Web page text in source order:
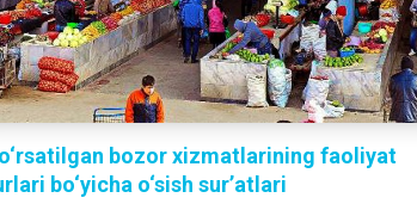
bozor xizmatlarining faoliyat
bo‘yicha o‘sish sur’atlari